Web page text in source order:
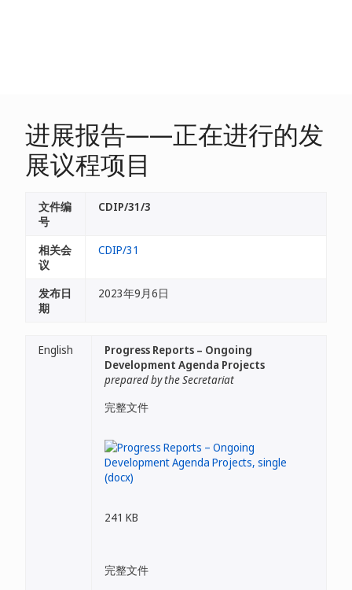
进展报告——正在进行的发
展议程项目
文件编
号
CDIP/31/3
相关会
议
CDIP/31
发布日
期
2023年9月6日
English
Progress Reports – Ongoing
Development Agenda Projects
prepared by the Secretariat
完整文件
241 KB
完整文件